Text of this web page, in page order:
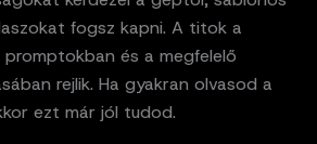
fogsz kapni. A titok a
és a megfelelő
rejlik. Ha gyakran olvasod a
ezt már jól tudod.